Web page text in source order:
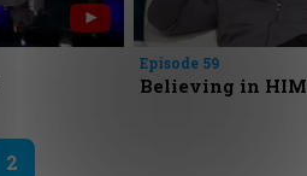
Episode 59
Believing in HIM
2